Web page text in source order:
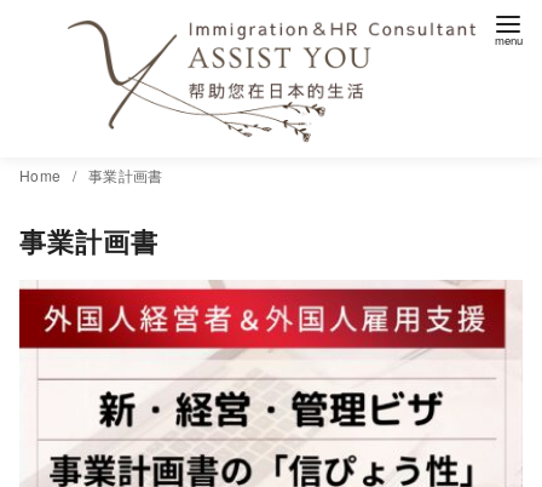
Home 事業計画書
事業計画書